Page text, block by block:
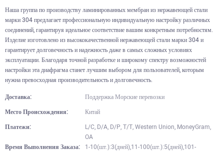
Наша группа по производству ламинированных мембран из нержавеющей стали
марки 304 предлагает профессиональную индивидуальную настройку различных
соединений, гарантируя идеальное соответствие вашим конкретным потребностям.
Изделие изготовлено из высококачественной нержавеющей стали марки 304 и
гарантирует долговечность и надежность даже в самых сложных условиях
эксплуатации. Благодаря точной разработке и широкому спектру возможностей
настройки эта диафрагма станет лучшим выбором для пользователей, которым
нужна превосходная производительность и долговечность.
Доставка:
Поддержка Морские перевозки
Место Происхождения:
Китай
Платежи:
L/C, D/A, D/P, T/T, Western Union, MoneyGram,
OA
Время Выполнения Заказа:
1-10(шт.):3(дней),11-100(шт.):5(дней),101-